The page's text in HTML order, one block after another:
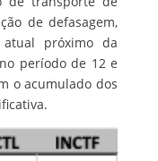
de defasagem,
próximo da
período de 12 e
o acumulado dos